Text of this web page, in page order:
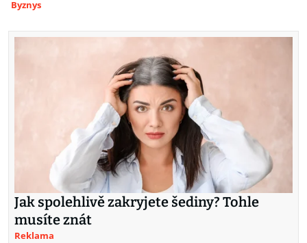
Byznys
Jak spolehlivě zakryjete šediny? Tohle
musíte znát
Reklama